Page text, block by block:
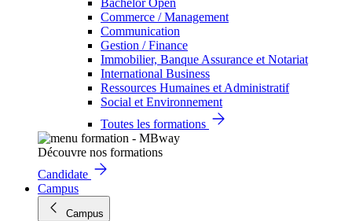
Bachelor Open
Commerce / Management
Communication
Gestion / Finance
Immobilier, Banque Assurance et Notariat
International Business
Ressources Humaines et Administratif
Social et Environnement
Toutes les formations
Découvre nos formations
Candidate
Campus
Campus